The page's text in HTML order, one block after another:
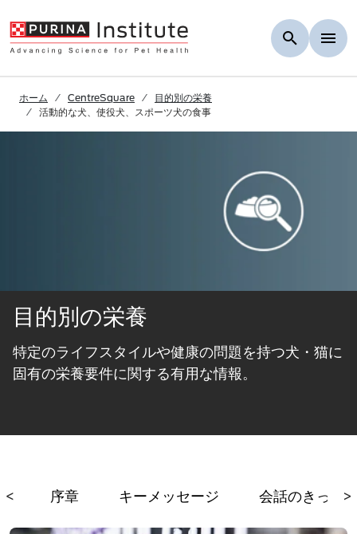
ホーム CentreSquare
目的別の栄養
活動的な犬、使役犬、スポーツ犬の食事​
目的別の栄養
特定のライフスタイルや健康の問題を持つ犬・猫に
固有の栄養要件に関する有用な情報。
< >
序章 キーメッセージ 会話のきっか